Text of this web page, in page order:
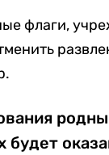
флаги,